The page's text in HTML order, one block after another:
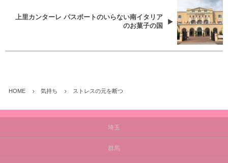
上里カンターレ パスポートのいらない南イタリア
のお菓子の国
HOME 気持ち ストレスの元を断つ
埼玉
群馬